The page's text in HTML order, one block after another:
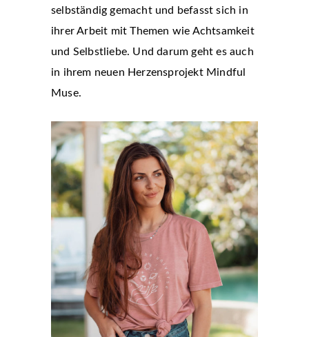
selbständig gemacht und befasst sich in
ihrer Arbeit mit Themen wie Achtsamkeit
und Selbstliebe. Und darum geht es auch
in ihrem neuen Herzensprojekt Mindful
Muse.